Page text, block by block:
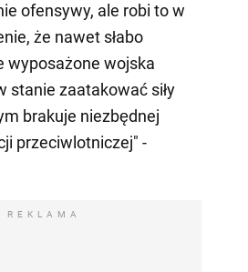
ofensywy, ale robi to w
że nawet słabo
wyposażone wojska
stanie zaatakować siły
brakuje niezbędnej
przeciwlotniczej" -
REKLAMA